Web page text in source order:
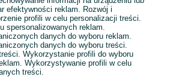
efektywności reklam. Rozwój i
profili w celu personalizacji treści.
spersonalizowanych reklam.
danych do wyboru reklam.
danych do wyboru treści.
Wykorzystanie profili do wyboru
Wykorzystywanie profili w celu
treści.